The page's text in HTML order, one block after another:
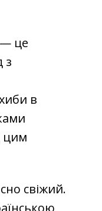
— це
з
в
цим
свіжий.